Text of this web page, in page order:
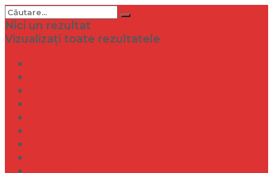
Nici un rezultat
Vizualizați toate rezultatele